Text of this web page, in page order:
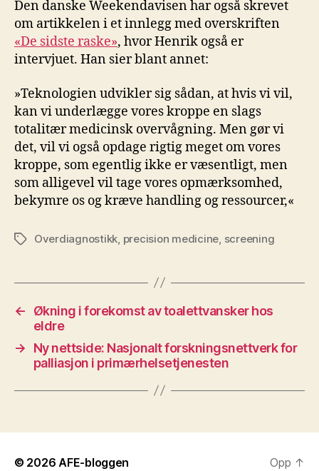
Den danske Weekendavisen har også skrevet
om artikkelen i et innlegg med overskriften
«De sidste raske», hvor Henrik også er
intervjuet. Han sier blant annet:
»Teknologien udvikler sig sådan, at hvis vi vil,
kan vi underlægge vores kroppe en slags
totalitær medicinsk overvågning. Men gør vi
det, vil vi også opdage rigtig meget om vores
kroppe, som egentlig ikke er væsentligt, men
som alligevel vil tage vores opmærksomhed,
bekymre os og kræve handling og ressourcer,«
StikkordOverdiagnostikk precision medicine screening
←
Økning i forekomst av toalettvansker hos
eldre
→
Ny nettside: Nasjonalt forskningsnettverk for
palliasjon i primærhelsetjenesten
© 2026 AFE-bloggen Opp ↑